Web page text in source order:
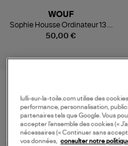
50,00 €
WOUF
Sophie Housse Ordinateur 13 &
14 Pouces
VOS DERNIERS
lulli-sur-la-toile.com utilise des
performance, personnalisation,
partenaires tels que Google. Vous
accepter l’ensemble des cookies («
nécessaires (« Continuer sans
vos données, consulter notre